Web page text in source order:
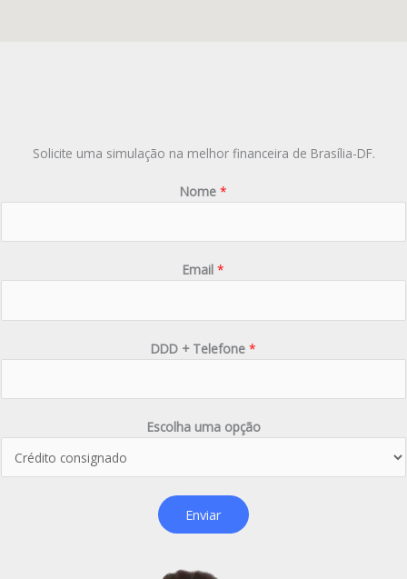
Solicite uma simulação na melhor financeira de Brasília-DF.
Nome *
Email *
DDD + Telefone *
Escolha uma opção
Enviar